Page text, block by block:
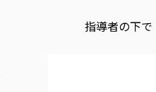
指導者の下で